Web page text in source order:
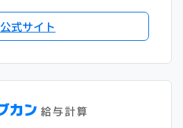
公式サイト